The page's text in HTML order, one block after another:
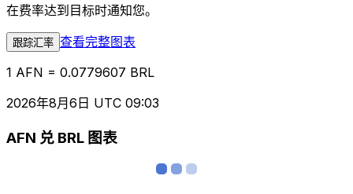
在费率达到目标时通知您。
跟踪汇率 查看完整图表
1 AFN = 0.0779607 BRL
2026年8月6日 UTC 09:03
AFN 兑 BRL 图表